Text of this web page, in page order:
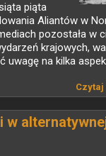
piąta
Aliantów w
pozostała w
krajowych,
uwagę na kilka
Czytaj
w